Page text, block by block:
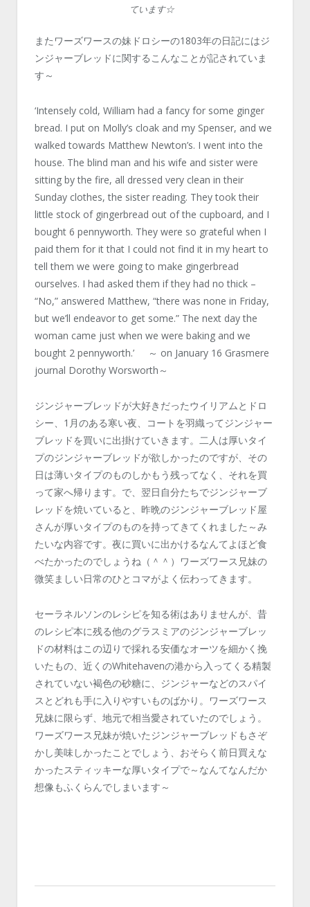
ています☆
またワーズワースの妹ドロシーの1803年の日記にはジ
ンジャーブレッドに関するこんなことが記されていま
す～
‘Intensely cold, William had a fancy for some ginger
bread. I put on Molly’s cloak and my Spenser, and we
walked towards Matthew Newton’s. I went into the
house. The blind man and his wife and sister were
sitting by the fire, all dressed very clean in their
Sunday clothes, the sister reading. They took their
little stock of gingerbread out of the cupboard, and I
bought 6 pennyworth. They were so grateful when I
paid them for it that I could not find it in my heart to
tell them we were going to make gingerbread
ourselves. I had asked them if they had no thick –
“No,” answered Matthew, “there was none in Friday,
but we’ll endeavor to get some.” The next day the
woman came just when we were baking and we
bought 2 pennyworth.’ ～ on January 16 Grasmere
journal Dorothy Worsworth～
ジンジャーブレッドが大好きだったウイリアムとドロ
シー、1月のある寒い夜、コートを羽織ってジンジャー
ブレッドを買いに出掛けていきます。二人は厚いタイ
プのジンジャーブレッドが欲しかったのですが、その
日は薄いタイプのものしかもう残ってなく、それを買
って家へ帰ります。で、翌日自分たちでジンジャーブ
レッドを焼いていると、昨晩のジンジャーブレッド屋
さんが厚いタイプのものを持ってきてくれました～み
たいな内容です。夜に買いに出かけるなんてよほど食
べたかったのでしょうね（＾＾）ワーズワース兄妹の
微笑ましい日常のひとコマがよく伝わってきます。
セーラネルソンのレシピを知る術はありませんが、昔
のレシピ本に残る他のグラスミアのジンジャーブレッ
ドの材料はこの辺りで採れる安価なオーツを細かく挽
いたもの、近くのWhitehavenの港から入ってくる精製
されていない褐色の砂糖に、ジンジャーなどのスパイ
スとどれも手に入りやすいものばかり。ワーズワース
兄妹に限らず、地元で相当愛されていたのでしょう。
ワーズワース兄妹が焼いたジンジャーブレッドもさぞ
かし美味しかったことでしょう、おそらく前日買えな
かったスティッキーな厚いタイプで～なんてなんだか
想像もふくらんでしまいます～